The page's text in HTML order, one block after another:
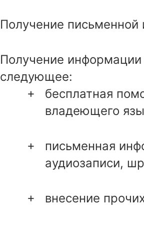
Получение
Получение
следующее:
бесплатная
владеющего
письменная
аудиозаписи,
внесение